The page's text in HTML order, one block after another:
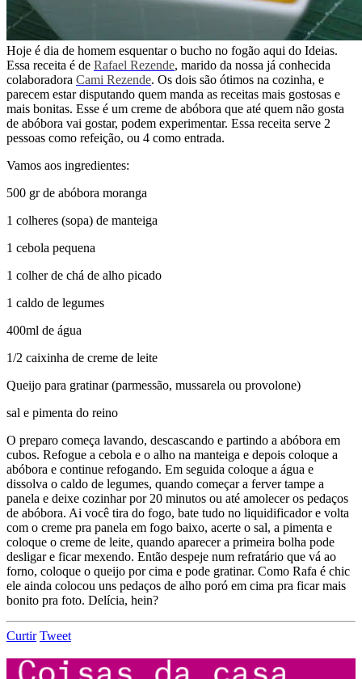
Hoje é dia de homem esquentar o bucho no fogão aqui do Ideias.
Essa receita é de Rafael Rezende, marido da nossa já conhecida
colaboradora Cami Rezende. Os dois são ótimos na cozinha, e
parecem estar disputando quem manda as receitas mais gostosas e
mais bonitas. Esse é um creme de abóbora que até quem não gosta
de abóbora vai gostar, podem experimentar. Essa receita serve 2
pessoas como refeição, ou 4 como entrada.
Vamos aos ingredientes:
500 gr de abóbora moranga
1 colheres (sopa) de manteiga
1 cebola pequena
1 colher de chá de alho picado
1 caldo de legumes
400ml de água
1/2 caixinha de creme de leite
Queijo para gratinar (parmessão, mussarela ou provolone)
sal e pimenta do reino
O preparo começa lavando, descascando e partindo a abóbora em
cubos. Refogue a cebola e o alho na manteiga e depois coloque a
abóbora e continue refogando. Em seguida coloque a água e
dissolva o caldo de legumes, quando começar a ferver tampe a
panela e deixe cozinhar por 20 minutos ou até amolecer os pedaços
de abóbora. Ai você tira do fogo, bate tudo no liquidificador e volta
com o creme pra panela em fogo baixo, acerte o sal, a pimenta e
coloque o creme de leite, quando aparecer a primeira bolha pode
desligar e ficar mexendo. Então despeje num refratário que vá ao
forno, coloque o queijo por cima e pode gratinar. Como Rafa é chic
ele ainda colocou uns pedaços de alho poró em cima pra ficar mais
bonito pra foto. Delícia, hein?
Curtir Tweet